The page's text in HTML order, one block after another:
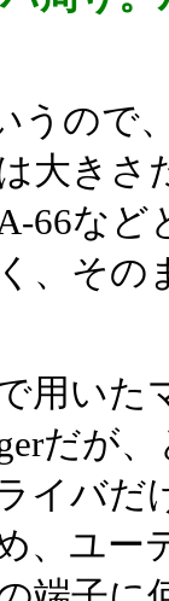
うので
大きさ
66な
、その
用いた
だが
イバだ
、ユー